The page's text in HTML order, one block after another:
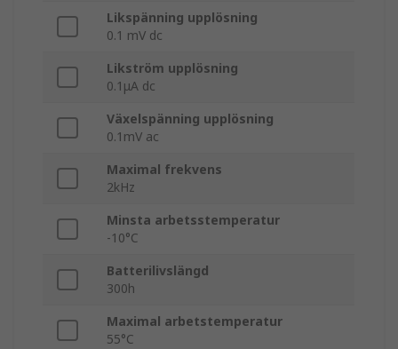
Likspänning upplösning
0.1 mV dc
Likström upplösning
0.1μA dc
Växelspänning upplösning
0.1mV ac
Maximal frekvens
2kHz
Minsta arbetsstemperatur
-10°C
Batterilivslängd
300h
Maximal arbetstemperatur
55°C